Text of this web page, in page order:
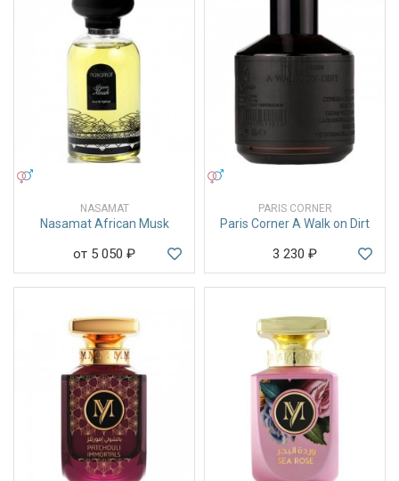
NASAMAT
Nasamat African Musk
от 5 050 ₽
PARIS CORNER
Paris Corner A Walk on Dirt
3 230 ₽